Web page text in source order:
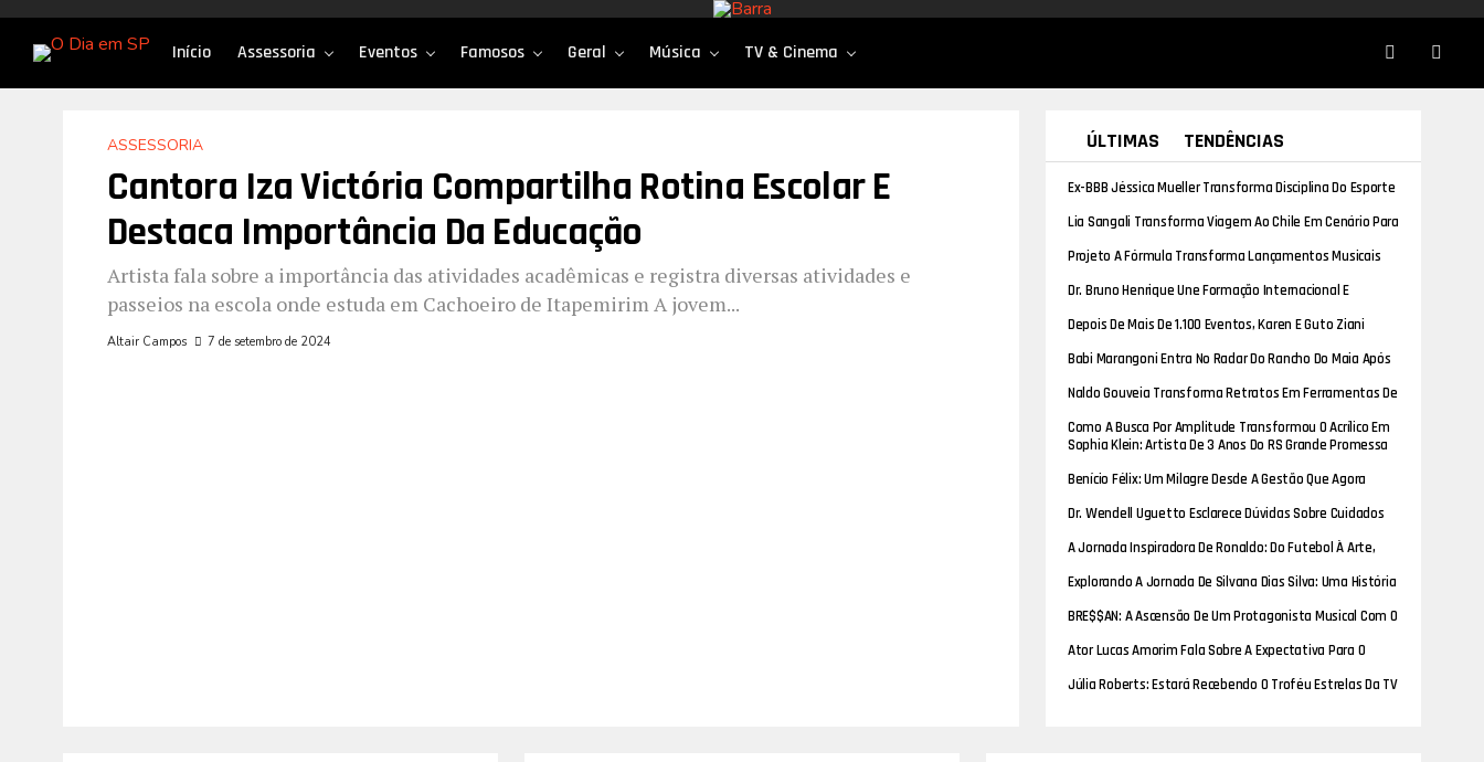
Início Assessoria Eventos Famosos Geral Música TV & Cinema
ASSESSORIA
Cantora Iza Victória Compartilha Rotina Escolar E
Destaca Importância Da Educação
Artista fala sobre a importância das atividades acadêmicas e registra diversas atividades e
passeios na escola onde estuda em Cachoeiro de Itapemirim A jovem...
Altair Campos 7 de setembro de 2024
ÚLTIMAS TENDÊNCIAS
Ex-BBB Jéssica Mueller Transforma Disciplina Do Esporte
Empreendedora
Lia Sangali Transforma Viagem Ao Chile Em Cenário Para
Projeto A Fórmula Transforma Lançamentos Musicais
Dr. Bruno Henrique Une Formação Internacional E
Disfunções Da Coluna
Depois De Mais De 1.100 Eventos, Karen E Guto Ziani
Babi Marangoni Entra No Radar Do Rancho Do Maia Após
Naldo Gouveia Transforma Retratos Em Ferramentas De
Como A Busca Por Amplitude Transformou O Acrílico Em
Protagonista Do Design De Luxo
Sophia Klein: Artista De 3 Anos Do RS Grande Promessa
Benício Félix: Um Milagre Desde A Gestão Que Agora
Dr. Wendell Uguetto Esclarece Dúvidas Sobre Cuidados
A Jornada Inspiradora De Ronaldo: Do Futebol À Arte,
Explorando A Jornada De Silvana Dias Silva: Uma História
BRE$$AN: A Ascensão De Um Protagonista Musical Com O
Ator Lucas Amorim Fala Sobre A Expectativa Para O
Júlia Roberts: Estará Recebendo O Troféu Estrelas Da TV